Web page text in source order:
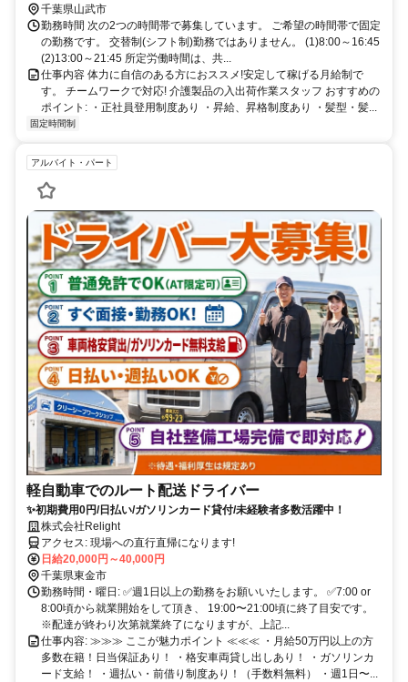
通勤OK 自転車通勤OK ※立地都合により公共交通機関での通勤はで
きません。
千葉県山武市
勤務時間 次の2つの時間帯で募集しています。 ご希望の時間帯で固定
の勤務です。 交替制(シフト制)勤務ではありません。 (1)8:00～16:45
(2)13:00～21:45 所定労働時間は、共...
仕事内容 体力に自信のある方におススメ!安定して稼げる月給制で
す。 チームワークで対応! 介護製品の入出荷作業スタッフ おすすめの
ポイント: ・正社員登用制度あり ・昇給、昇格制度あり ・髪型・髪...
固定時間制
アルバイト・パート
軽自動車でのルート配送ドライバー
✨初期費用0円/日払い/ガソリンカード貸付/未経験者多数活躍中！
株式会社Relight
アクセス: 現場への直行直帰になります!
日給20,000円～40,000円
千葉県東金市
勤務時間・曜日: ✅週1日以上の勤務をお願いいたします。 ✅7:00 or
8:00頃から就業開始をして頂き、 19:00〜21:00頃に終了目安です。
※配達が終わり次第就業終了になりますが、上記...
仕事内容: ≫≫≫ ここが魅力ポイント ≪≪≪ ・月給50万円以上の方
多数在籍！日当保証あり！ ・格安車両貸し出しあり！ ・ガソリンカ
ード支給！ ・週払い・前借り制度あり！（手数料無料） ・週1日〜...